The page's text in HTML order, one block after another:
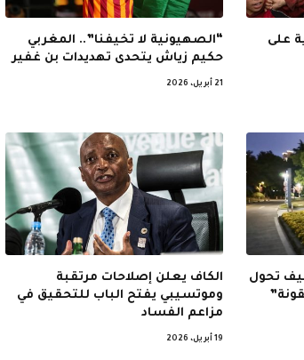
على
“الصهيونية لا تخيفنا”.. المغربي
حكيم زياش يتحدى تهديدات بن غفير
21 أبريل، 2026
تحول
الكاف يعلن إصلاحات مرتقبة
وموتسيبي يفتح الباب للتحقيق في
مزاعم الفساد
19 أبريل، 2026